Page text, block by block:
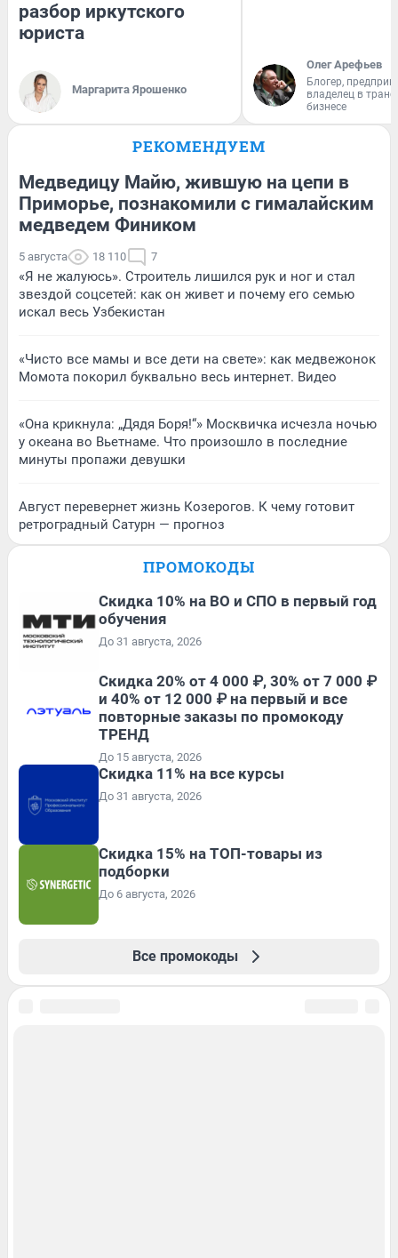
разбор иркутского
юриста
Маргарита Ярошенко
Олег Арефьев
Блогер,
владелец в
бизнесе
РЕКОМЕНДУЕМ
Медведицу Майю, жившую на цепи в
Приморье, познакомили с гималайским
медведем Фиником
5 августа 18 110 7
«Я не жалуюсь». Строитель лишился рук и ног и стал
звездой соцсетей: как он живет и почему его семью
искал весь Узбекистан
«Чисто все мамы и все дети на свете»: как медвежонок
Момота покорил буквально весь интернет. Видео
«Она крикнула: „Дядя Боря!“» Москвичка исчезла ночью
у океана во Вьетнаме. Что произошло в последние
минуты пропажи девушки
Август перевернет жизнь Козерогов. К чему готовит
ретроградный Сатурн — прогноз
ПРОМОКОДЫ
Скидка 10% на ВО и СПО в первый год
обучения
До 31 августа, 2026
Скидка 20% от 4 000 ₽, 30% от 7 000 ₽
и 40% от 12 000 ₽ на первый и все
повторные заказы по промокоду
ТРЕНД
До 15 августа, 2026
Скидка 11% на все курсы
До 31 августа, 2026
Скидка 15% на ТОП-товары из
подборки
До 6 августа, 2026
Все промокоды